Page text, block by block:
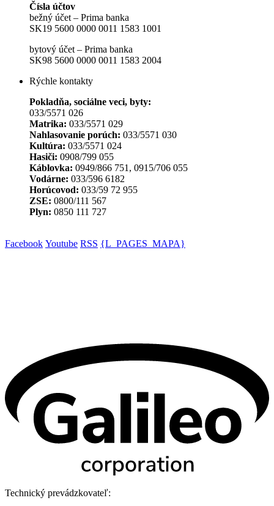
Čísla účtov
bežný účet – Prima banka
SK19 5600 0000 0011 1583 1001
bytový účet – Prima banka
SK98 5600 0000 0011 1583 2004
Rýchle kontakty
Pokladňa, sociálne veci, byty:
033/5571 026
Matrika: 033/5571 029
Nahlasovanie porúch: 033/5571 030
Kultúra: 033/5571 024
Hasiči: 0908/799 055
Káblovka: 0949/866 751, 0915/706 055
Vodárne: 033/596 6182
Horúcovod: 033/59 72 955
ZSE: 0800/111 567
Plyn: 0850 111 727
Facebook Youtube RSS {L_PAGES_MAPA}
Technický prevádzkovateľ: